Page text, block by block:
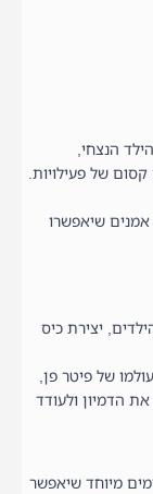
הנצחי,
של פעילויות.
שיאפשרו
יצירת כיס
של פיטר פן,
הדמיון ולעודד
מיוחד שיאפשר